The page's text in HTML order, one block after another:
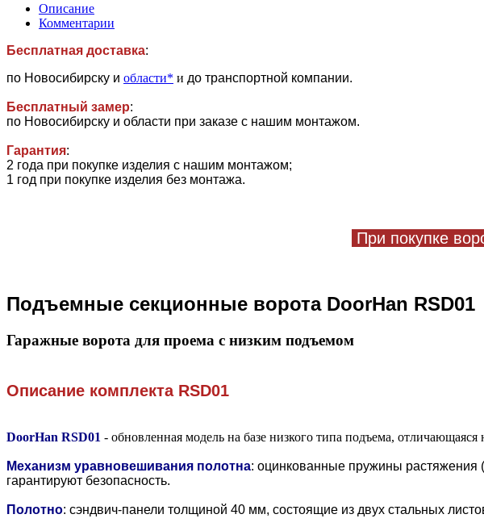
Описание
Комментарии
Бесплатная доставка:
по Новосибирску и области* и до транспортной компании.
Бесплатный замер:
по Новосибирску и области при заказе с нашим монтажом.
Гарантия:
2 года при покупке изделия с нашим монтажом;
1 год при покупке изделия без монтажа.
При покупке
Подъемные секционные ворота DoorHan RSD01
Гаражные ворота для проема с низким подъемом
Описание комплекта RSD01
DoorHan RSD01 - обновленная модель на базе низкого типа подъема,
Механизм уравновешивания полотна: оцинкованные пружины растяжения
гарантируют безопасность.
Полотно: сэндвич-панели толщиной 40 мм, состоящие из двух стальных